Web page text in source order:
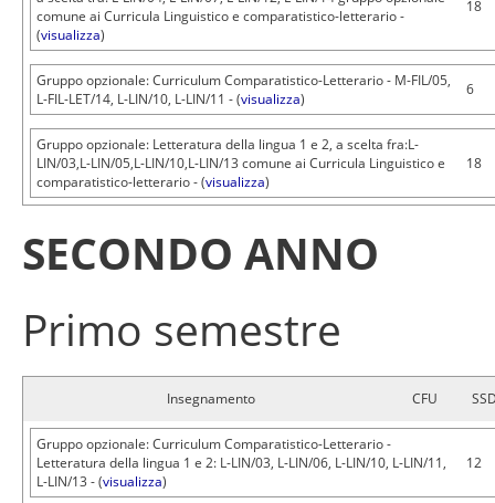
comune ai Curricula Linguistico e comparatistico-letterario -
(visualizza)
18
Gruppo opzionale: Curriculum Comparatistico-Letterario - M-FIL/05,
L-FIL-LET/14, L-LIN/10, L-LIN/11 - (visualizza)
6
Gruppo opzionale: Letteratura della lingua 1 e 2, a scelta fra:L-
LIN/03,L-LIN/05,L-LIN/10,L-LIN/13 comune ai Curricula Linguistico e
comparatistico-letterario - (visualizza)
18
SECONDO ANNO
Primo semestre
Insegnamento CFU
Gruppo opzionale: Curriculum Comparatistico-Letterario -
Letteratura della lingua 1 e 2: L-LIN/03, L-LIN/06, L-LIN/10, L-LIN/11,
L-LIN/13 - (visualizza)
12